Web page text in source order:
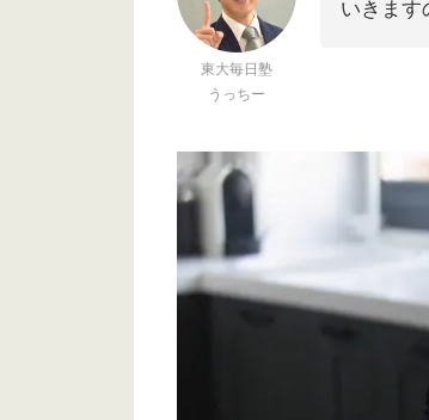
東大毎日塾
うっちー
いきます